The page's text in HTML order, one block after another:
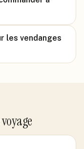
les vendanges